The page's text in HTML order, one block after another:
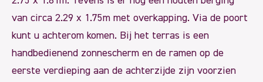
van circa 2.29 x 1.75m met overkapping. Via de poort
kunt u achterom komen. Bij het terras is een
handbedienend zonnescherm en de ramen op de
eerste verdieping aan de achterzijde zijn voorzien